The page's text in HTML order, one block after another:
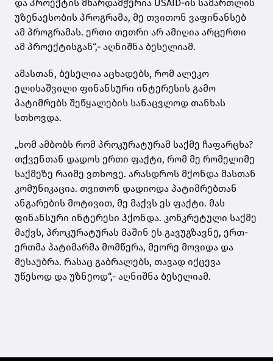
და პროექტის მხარდამჭერია USAID-ის სამართლის
უზენაესობის პროგრამა, მე თვითონ ვაფინანსებ
ამ პროგრამას. ერთი თეთრი არ ამიღია არცერთი
ამ პროექტისგან“,- აღნიშნა ბესელიამ.
ამასთან, ბესელია აცხადებს, რომ ალეკო
ელისაშვილი ფინანსური ინტერესის გამო
პატიმრებს შეწყალების სანაცვლოდ თანხას
სთხოვდა.
„ხომ ამბობს რომ პროკურატურამ საქმე ჩაფარცხა?
თქვენთან დადოს ერთი ფაქტი, რომ მე რომელიმე
საქმეზე რაიმე ვთხოვე. არასდროს მქონდა მასთან
კომუნიკაცია. თვითონ დადიოდა პატიმრებთან
ანგარების მოტივით, მე მაქვს ეს ფაქტი. მას
ფინანსური ინტერესი ჰქონდა. კონკრეტული საქმე
მაქვს, პროკურატურას მაშინ ეს გავუგზავნე, ერთ-
ერთმა პატიმარმა მომწერა, მეორე მოვიდა და
მესაუბრა. რასაც გაბრალებს, თავად იქცევა
უწესოდ და უზნეოდ“,- აღნიშნა ბესელიამ.